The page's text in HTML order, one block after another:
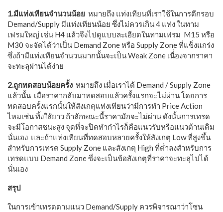
1.มีแท่งเทียนจำนวนน้อย หมายถึง แท่งเทียนที่เราใช้ในการตีกรอบ
Demand/Supply มีแท่งเทียนน้อย ซึ่งไม่ควรเกิน 4 แท่ง ในทาม
เฟรมใหญ่ เช่น H4 แล้วจึงไปดูแบบละเอียดในทามเฟรม M15 หรือ
M30 จะจัดได้ว่าเป็น Demand Zone หรือ Supply Zone ที่แข็งแกร่ง
ซึ่งถ้ามีแท่งเทียนจำนวนมากนั้นจะเป็น Weak Zone เนื่่องจากราคา
จะทะลุผ่านได้ง่าย
2.ถูกทดสอบน้อยครั้ง หมายถึง เมื่อเราได้ Demand / Supply Zone
แล้วนั้น เมื่อราคากลับมาทดสอบแล้วครั้งแรกจะไม่ผ่าน โดยการ
ทดสอบครั้งแรกนั้นให้สังเกตุแท่งเทียนว่ามีการทำ Price Action
ไหมเช่น ทิ้งใส้ยาว ถ้าลักษณะนี้ราคามักจะไม่ผ่าน ดังนั้นการเทรด
จะมีโอกาสชนะสูง จุดที่จะปิดทำกำไรก็คือแนวรับหรือแนวต้านเดิม
นั่นเอง และถ้าแท่งเทียนที่ทดสอบหลายครั้งให้สังเกตุ Low ที่สูงขึ้น
สำหรับการเทรด Supply Zone และสังเกตุ High ที่ต่ำลงสำหรับการ
เทรดแบบ Demand Zone ซึ่งจะเป็นข้อสังเกตุที่ราคาจะทะลุไปได้
นั่นเอง
สรุป
ในการเข้าเทรดตามแนว Demand/Supply ควรพิจารณาว่าโซน